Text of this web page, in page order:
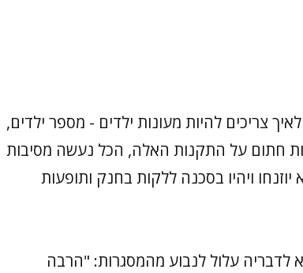
צריכים להיות מעונות ילדים - מספר ילדים,
חתום על התקנות האלה, הכל נעשה מסיבות
ויהיו בסכנה ללקות בחנק ותופעות
לדבריה עלול לנבוע מהמסגרות: "הרבה